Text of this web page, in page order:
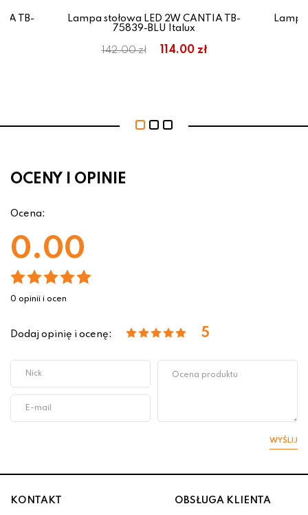
TB-
Lampa stołowa LED 2W CANTIA TB-
75839-BLU Italux
142.00 zł 114.00 zł
OCENY I OPINIE
Ocena:
0.00
0 opinii i ocen
Dodaj opinię i ocenę: 5
WYŚLIJ
KONTAKT OBSŁUGA KLIENTA